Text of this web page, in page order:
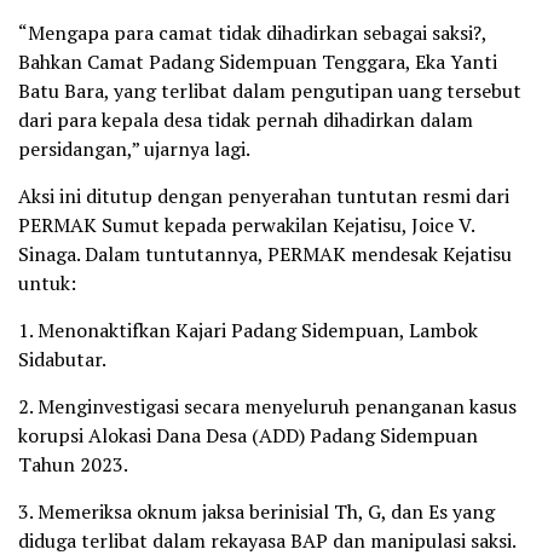
“Mengapa para camat tidak dihadirkan sebagai saksi?,
Bahkan Camat Padang Sidempuan Tenggara, Eka Yanti
Batu Bara, yang terlibat dalam pengutipan uang tersebut
dari para kepala desa tidak pernah dihadirkan dalam
persidangan,” ujarnya lagi.
Aksi ini ditutup dengan penyerahan tuntutan resmi dari
PERMAK Sumut kepada perwakilan Kejatisu, Joice V.
Sinaga. Dalam tuntutannya, PERMAK mendesak Kejatisu
untuk:
1. Menonaktifkan Kajari Padang Sidempuan, Lambok
Sidabutar.
2. Menginvestigasi secara menyeluruh penanganan kasus
korupsi Alokasi Dana Desa (ADD) Padang Sidempuan
Tahun 2023.
3. Memeriksa oknum jaksa berinisial Th, G, dan Es yang
diduga terlibat dalam rekayasa BAP dan manipulasi saksi.